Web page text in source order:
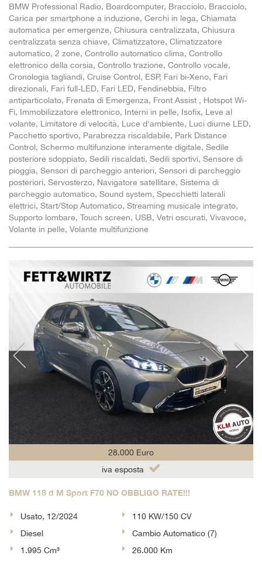
BMW Professional Radio, Boardcomputer, Bracciolo, Bracciolo,
Carica per smartphone a induzione, Cerchi in lega, Chiamata
automatica per emergenze, Chiusura centralizzata, Chiusura
centralizzata senza chiave, Climatizzatore, Climatizzatore
automatico, 2 zone, Controllo automatico clima, Controllo
elettronico della corsia, Controllo trazione, Controllo vocale,
Cronologia tagliandi, Cruise Control, ESP, Fari bi-Xeno, Fari
direzionali, Fari full-LED, Fari LED, Fendinebbia, Filtro
antiparticolato, Frenata di Emergenza, Front Assist , Hotspot Wi-
Fi, Immobilizzatore elettronico, Interni in pelle, Isofix, Leve al
volante, Limitatore di velocità, Luce d'ambiente, Luci diurne LED,
Pacchetto sportivo, Parabrezza riscaldabile, Park Distance
Control, Schermo multifunzione interamente digitale, Sedile
posteriore sdoppiato, Sedili riscaldati, Sedili sportivi, Sensore di
pioggia, Sensori di parcheggio anteriori, Sensori di parcheggio
posteriori, Servosterzo, Navigatore satellitare, Sistema di
parcheggio automatico, Sound system, Specchietti laterali
elettrici, Start/Stop Automatico, Streaming musicale integrato,
Supporto lombare, Touch screen, USB, Vetri oscurati, Vivavoce,
Volante in pelle, Volante multifunzione
28.000 Euro
iva esposta
BMW 118 d M Sport F70 NO OBBLIGO RATE!!!
Usato, 12/2024
110 KW/150 CV
Diesel
Cambio Automatico (7)
1.995 Cm³
26.000 Km